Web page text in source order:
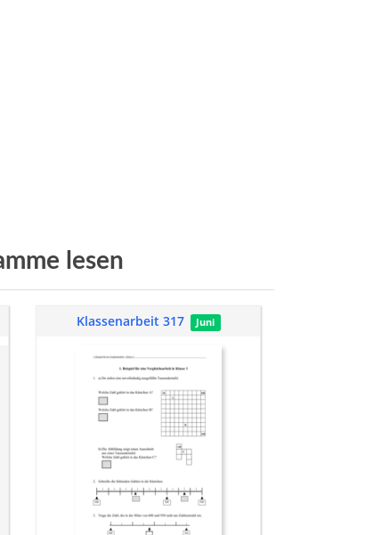
lesen
Klassenarbeit 317 Juni